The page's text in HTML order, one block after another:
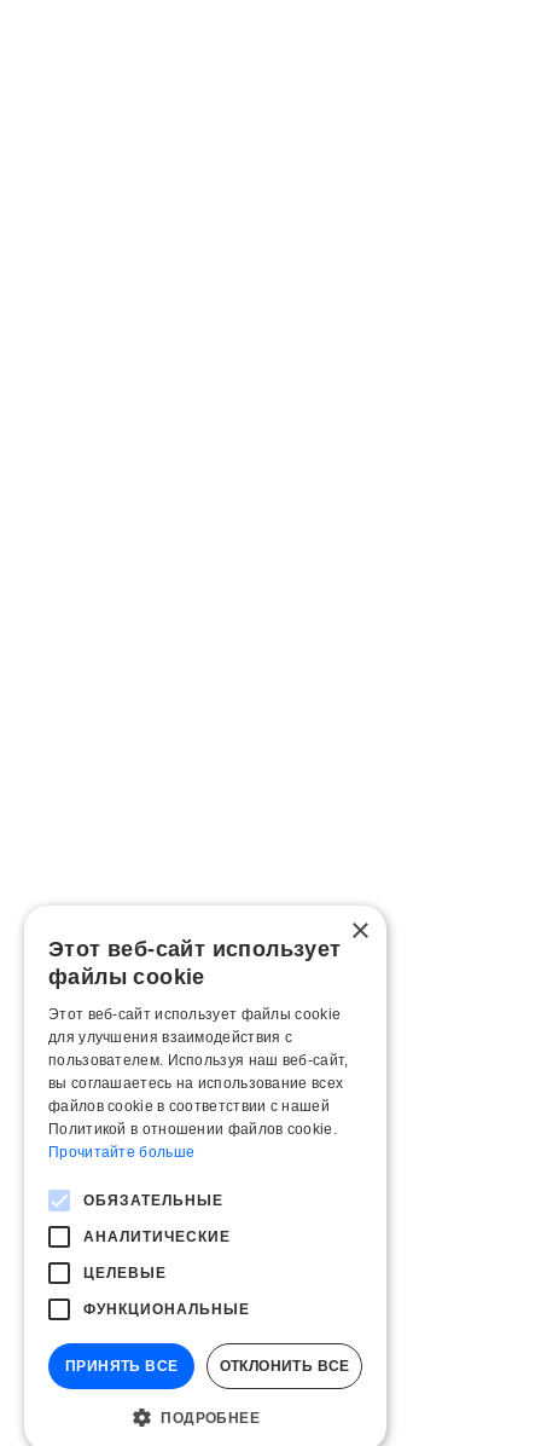
×
Этот веб-сайт использует
файлы cookie
Этот веб-сайт использует файлы cookie
для улучшения взаимодействия с
пользователем. Используя наш веб-сайт,
вы соглашаетесь на использование всех
файлов cookie в соответствии с нашей
Политикой в ​​отношении файлов cookie.
Прочитайте больше
ОБЯЗАТЕЛЬНЫЕ
АНАЛИТИЧЕСКИЕ
ЦЕЛЕВЫЕ
ФУНКЦИОНАЛЬНЫЕ
ПРИНЯТЬ ВСЕ ОТКЛОНИТЬ ВСЕ
ПОДРОБНЕЕ